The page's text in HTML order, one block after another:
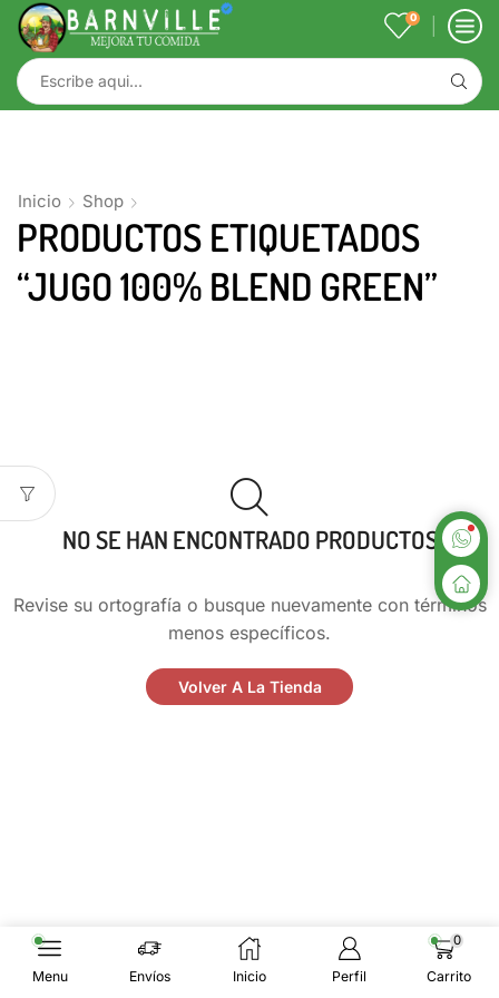
0
Inicio Shop
PRODUCTOS ETIQUETADOS
“JUGO 100% BLEND GREEN”
NO SE HAN ENCONTRADO PRODUCTOS
Revise su ortografía o busque nuevamente con términos
menos específicos.
Volver A La Tienda
Menu Envíos Inicio Perfil
0
Carrito